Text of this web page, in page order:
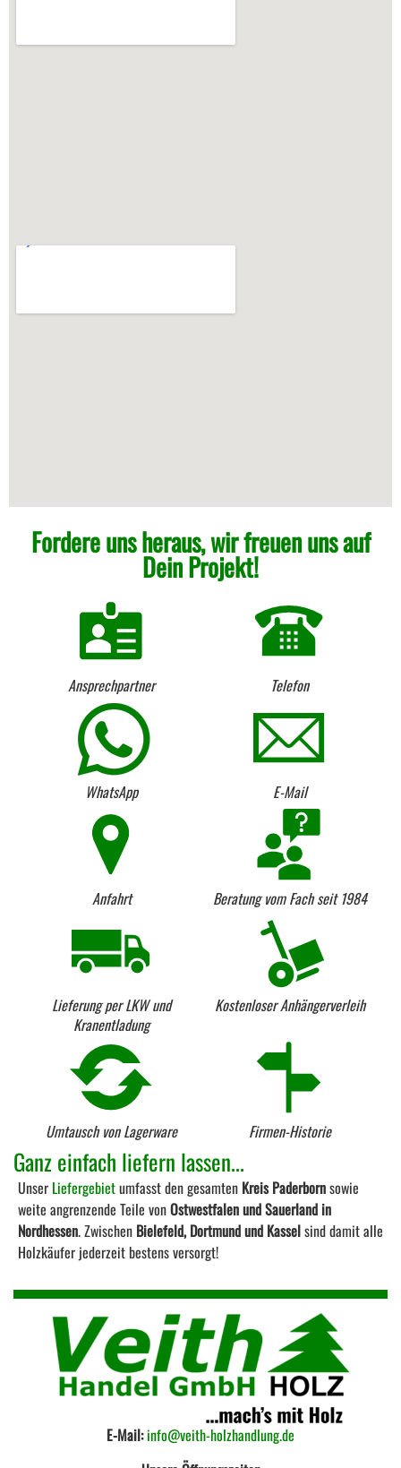
Fordere uns heraus, wir freuen uns auf
Dein Projekt!
Ansprechpartner Telefon
WhatsApp E-Mail
Anfahrt Beratung vom Fach seit 1984
Lieferung per LKW und
Kranentladung
Kostenloser Anhängerverleih
Umtausch von Lagerware Firmen-Historie
Ganz einfach liefern lassen...
Unser Liefergebietumfasst den gesamten Kreis Paderbornsowie
weite angrenzende Teile vonOstwestfalen und Sauerland in
Nordhessen. Zwischen Bielefeld, Dortmund und Kasselsind damit alle
Holzkäufer jederzeit bestens versorgt!
E-Mail:info@veith-holzhandlung.de